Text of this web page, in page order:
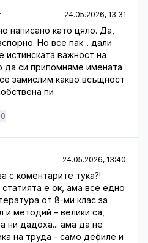
24.05.2026, 13:31
написано като цяло. Да,
Но все пак... дали
истинската важност на
да си припомняме имената
замислим какво всъщност
пи
0
24.05.2026, 13:40
с коментарите тука?!
е ок, ама все едно
от 8-ми клас за
и методий – велики са,
ни дадоха... ама да не
на труда - само дефиле и